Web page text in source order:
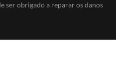
ser obrigado a reparar os danos